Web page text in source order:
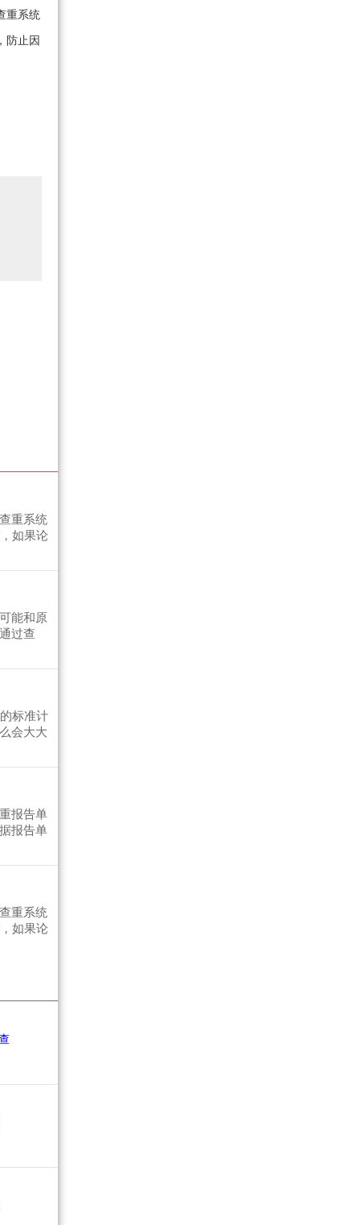
重系统
防止因
重系统
如果论
能和原
过查
标准计
会大大
报告单
报告单
重系统
如果论